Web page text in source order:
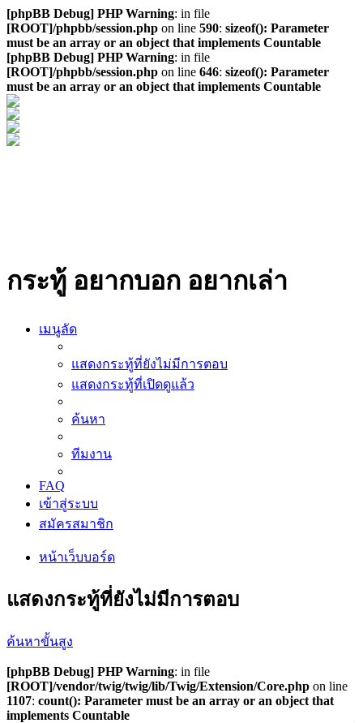
[phpBB Debug] PHP Warning: in file
[ROOT]/phpbb/session.php on line 590: sizeof(): Parameter
must be an array or an object that implements Countable
[phpBB Debug] PHP Warning: in file
[ROOT]/phpbb/session.php on line 646: sizeof(): Parameter
must be an array or an object that implements Countable
กระทู้ อยากบอก อยากเล่า
เมนูลัด
แสดงกระทู้ที่ยังไม่มีการตอบ
แสดงกระทู้ที่เปิดดูแล้ว
ค้นหา
ทีมงาน
FAQ
เข้าสู่ระบบ
สมัครสมาชิก
หน้าเว็บบอร์ด
แสดงกระทู้ที่ยังไม่มีการตอบ
ค้นหาขั้นสูง
[phpBB Debug] PHP Warning: in file
[ROOT]/vendor/twig/twig/lib/Twig/Extension/Core.php on line
1107: count(): Parameter must be an array or an object that
implements Countable